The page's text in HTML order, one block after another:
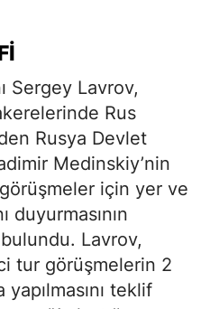
Sergey Lavrov,
Rus
Rusya Devlet
Medinskiy’nin
için yer ve
duyurmasının
Lavrov,
tur görüşmelerin 2
yapılmasını teklif